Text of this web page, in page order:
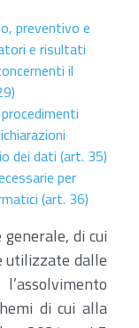
preventivo e
e risultati
il
dei dati (art. 35)
per
(art. 36)
di cui
utilizzate dalle
di cui alla